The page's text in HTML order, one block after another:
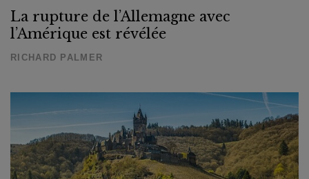
La rupture de l’Allemagne avec
l’Amérique est révélée
RICHARD PALMER